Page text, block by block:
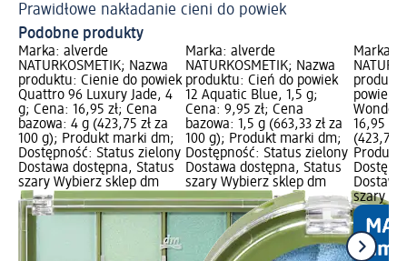
Prawidłowe nakładanie cieni do powiek
Podobne produkty
Marka: alverde
NATURKOSMETIK; Nazwa
produktu: Cienie do powiek
Quattro 96 Luxury Jade, 4
g; Cena: 16,95 zł; Cena
bazowa: 4 g (423,75 zł za
100 g); Produkt marki dm;
Dostępność: Status zielony
Dostawa dostępna, Status
szary Wybierz sklep dm
Marka: alverde
NATURKOSMETIK; Nazwa
produktu: Cień do powiek
12 Aquatic Blue, 1,5 g;
Cena: 9,95 zł; Cena
bazowa: 1,5 g (663,33 zł za
100 g); Produkt marki dm;
Dostępność: Status zielony
Dostawa dostępna, Status
szary Wybierz sklep dm
Marka:
powiek
16,95
(423,75
Produkt
szary